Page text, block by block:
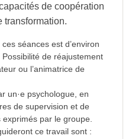
de coopération
transformation.
séances est d’environ
de réajustement
ou l’animatrice de
un·e psychologue , en
de supervision et de
par le groupe.
ce travail sont :